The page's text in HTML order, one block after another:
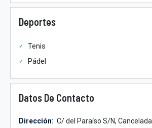
Deportes
Tenis
Pádel
Datos De Contacto
Dirección: C/ del Paraíso S/N, Cancelada